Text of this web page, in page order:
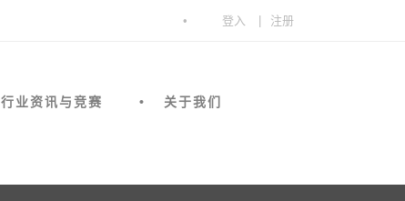
登入 注册
行业资讯与竞赛 关于我们